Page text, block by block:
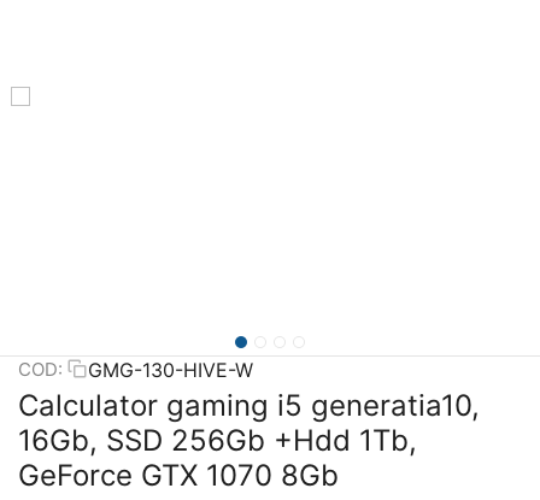
COD: GMG-130-HIVE-W
Calculator gaming i5 generatia10,
16Gb, SSD 256Gb +Hdd 1Tb,
GeForce GTX 1070 8Gb